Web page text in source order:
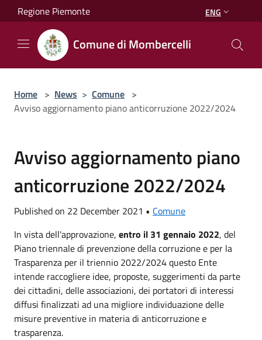
Salta al contenuto principale
Regione Piemonte ENG
Comune di Mombercelli
Home > News > Comune >
Avviso aggiornamento piano anticorruzione 2022/2024
Avviso aggiornamento piano
anticorruzione 2022/2024
Published on 22 December 2021 • Comune
In vista dell'approvazione, entro il 31 gennaio 2022, del
Piano triennale di prevenzione della corruzione e per la
Trasparenza per il triennio 2022/2024 questo Ente
intende raccogliere idee, proposte, suggerimenti da parte
dei cittadini, delle associazioni, dei portatori di interessi
diffusi finalizzati ad una migliore individuazione delle
misure preventive in materia di anticorruzione e
trasparenza.